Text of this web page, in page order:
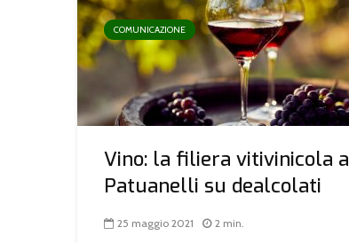
COMUNICAZIONE
Vino: la filiera vitivinicola a
Patuanelli su dealcolati
25 maggio 2021 2 min.